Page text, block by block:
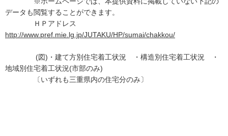
データも閲覧することができます。
ＨＰアドレス
http://www.pref.mie.lg.jp/JUTAKU/HP/sumai/chakkou/
(図)・建て方別住宅着工状況 ・構造別住宅着工状況 ・
地域別住宅着工状況(市部のみ)
〔いずれも三重県内の住宅分のみ〕